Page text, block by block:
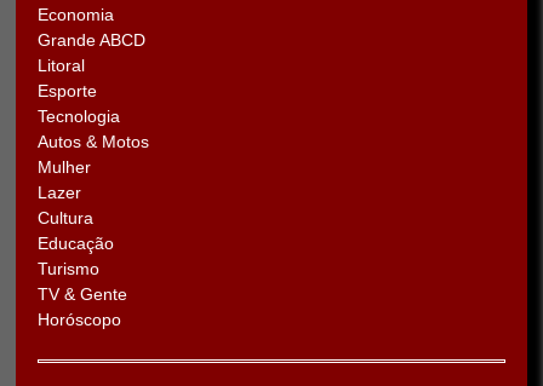
Economia
Grande ABCD
Litoral
Esporte
Tecnologia
Autos & Motos
Mulher
Lazer
Cultura
Educação
Turismo
TV & Gente
Horóscopo